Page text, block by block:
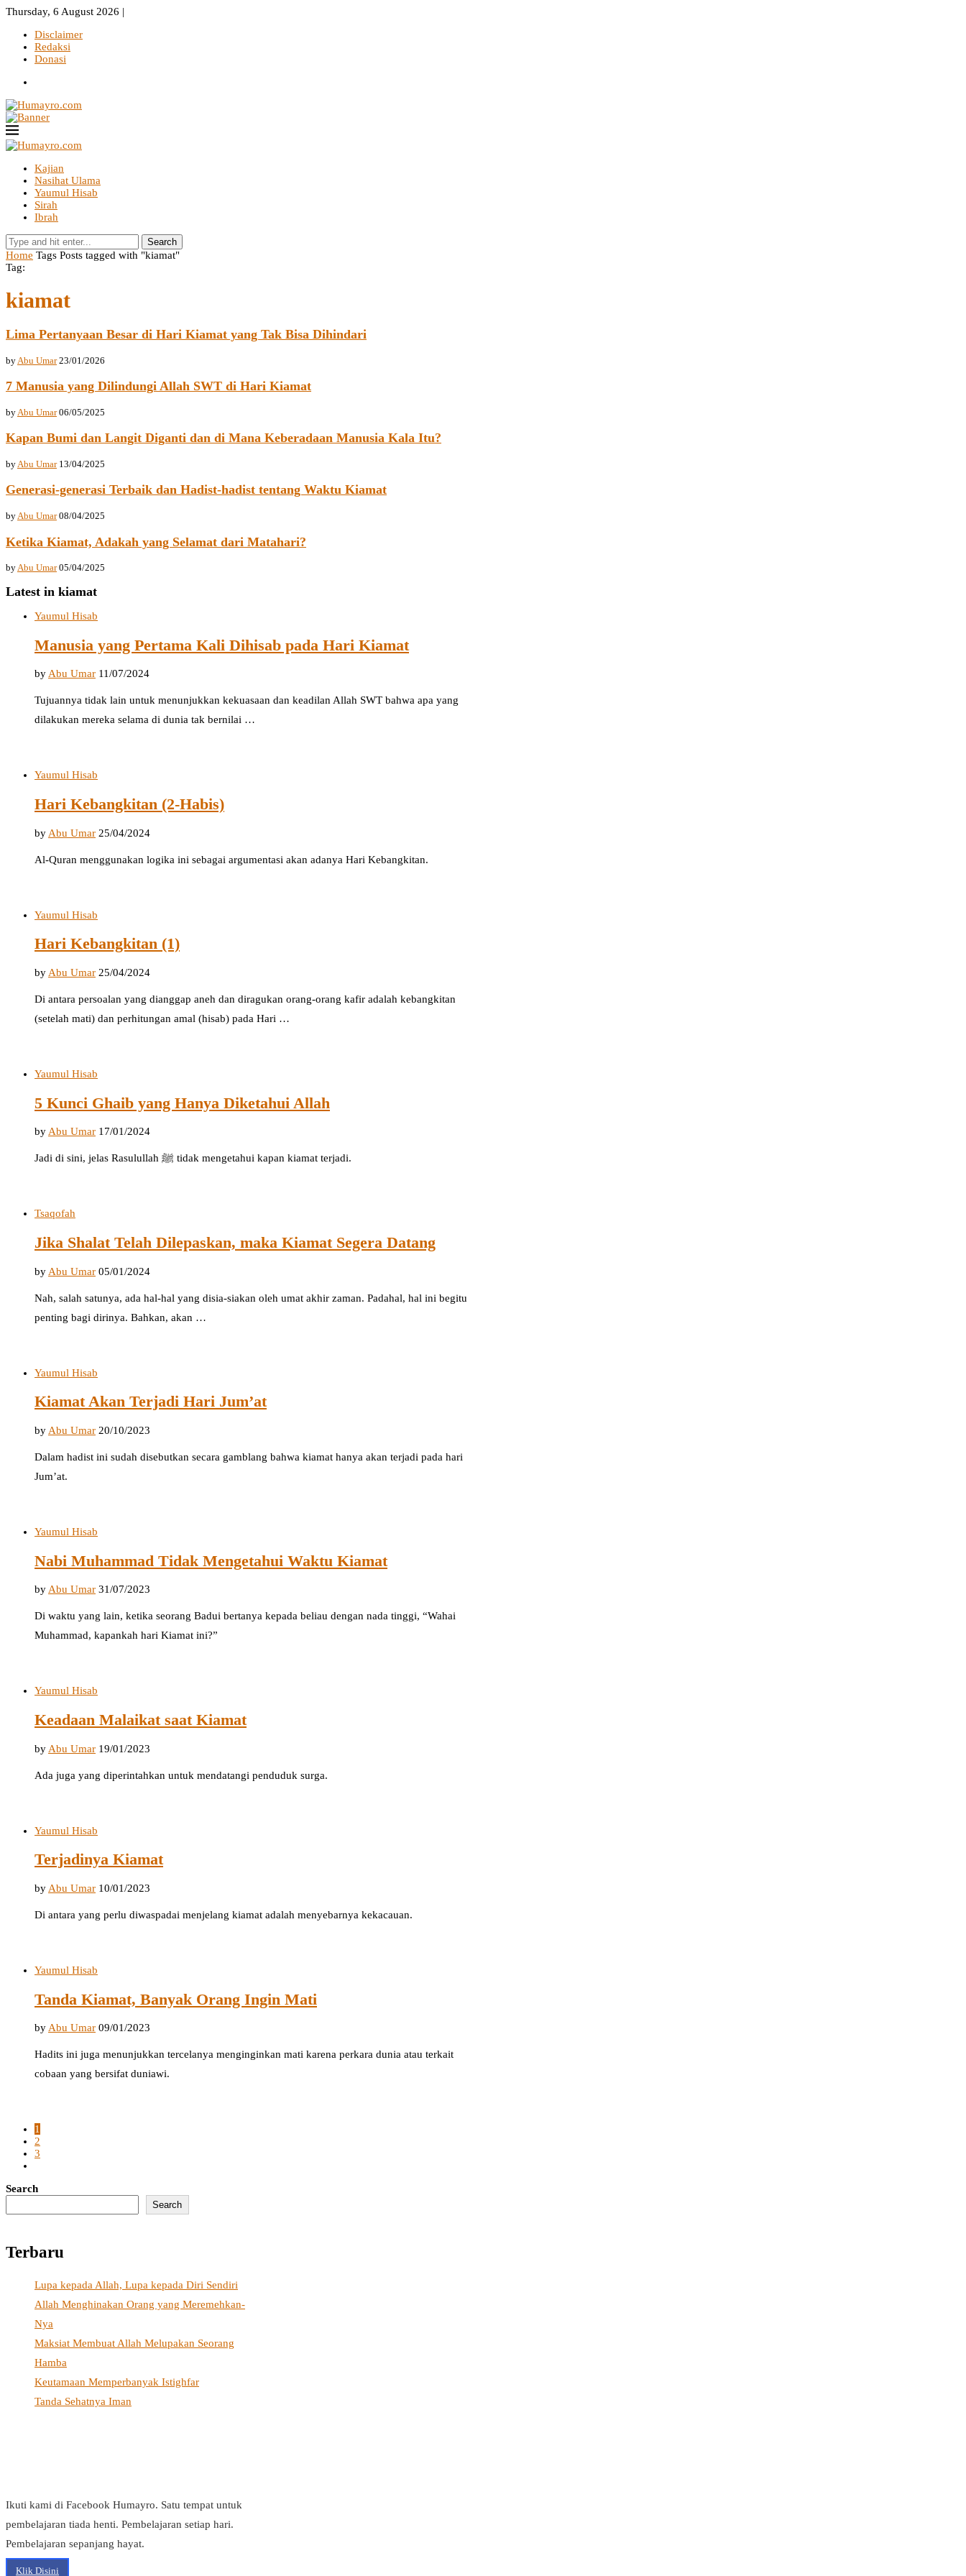
Thursday, 6 August 2026 |
Disclaimer
Redaksi
Donasi
Kajian
Nasihat Ulama
Yaumul Hisab
Sirah
Ibrah
Search
Home Tags Posts tagged with "kiamat"
Tag:
kiamat
Lima Pertanyaan Besar di Hari Kiamat yang Tak Bisa Dihindari
by Abu Umar 23/01/2026
7 Manusia yang Dilindungi Allah SWT di Hari Kiamat
by Abu Umar 06/05/2025
Kapan Bumi dan Langit Diganti dan di Mana Keberadaan Manusia Kala Itu?
by Abu Umar 13/04/2025
Generasi-generasi Terbaik dan Hadist-hadist tentang Waktu Kiamat
byAbu Umar 08/04/2025
Ketika Kiamat, Adakah yang Selamat dari Matahari?
byAbu Umar 05/04/2025
Latest in kiamat
Yaumul Hisab
Manusia yang Pertama Kali Dihisab pada Hari Kiamat
byAbu Umar 11/07/2024
Tujuannya tidak lain untuk menunjukkan kekuasaan dan keadilan Allah SWT bahwa apa yang
dilakukan mereka selama di dunia tak bernilai …
Yaumul Hisab
Hari Kebangkitan (2-Habis)
by Abu Umar 25/04/2024
Al-Quran menggunakan logika ini sebagai argumentasi akan adanya Hari Kebangkitan.
Yaumul Hisab
Hari Kebangkitan (1)
by Abu Umar 25/04/2024
Di antara persoalan yang dianggap aneh dan diragukan orang-orang kafir adalah kebangkitan
(setelah mati) dan perhitungan amal (hisab) pada Hari …
Yaumul Hisab
5 Kunci Ghaib yang Hanya Diketahui Allah
byAbu Umar 17/01/2024
Jadi di sini, jelas Rasulullah ﷺ tidak mengetahui kapan kiamat terjadi.
Tsaqofah
Jika Shalat Telah Dilepaskan, maka Kiamat Segera Datang
by Abu Umar 05/01/2024
Nah, salah satunya, ada hal-hal yang disia-siakan oleh umat akhir zaman. Padahal, hal ini begitu
penting bagi dirinya. Bahkan, akan …
Yaumul Hisab
Kiamat Akan Terjadi Hari Jum’at
by Abu Umar 20/10/2023
Dalam hadist ini sudah disebutkan secara gamblang bahwa kiamat hanya akan terjadi pada hari
Jum’at.
Yaumul Hisab
Nabi Muhammad Tidak Mengetahui Waktu Kiamat
byAbu Umar 31/07/2023
Di waktu yang lain, ketika seorang Badui bertanya kepada beliau dengan nada tinggi, “Wahai
Muhammad, kapankah hari Kiamat ini?”
Yaumul Hisab
Keadaan Malaikat saat Kiamat
by Abu Umar 19/01/2023
Ada juga yang diperintahkan untuk mendatangi penduduk surga.
Yaumul Hisab
Terjadinya Kiamat
by Abu Umar 10/01/2023
Di antara yang perlu diwaspadai menjelang kiamat adalah menyebarnya kekacauan.
Yaumul Hisab
Tanda Kiamat, Banyak Orang Ingin Mati
byAbu Umar 09/01/2023
Hadits ini juga menunjukkan tercelanya menginginkan mati karena perkara dunia atau terkait
cobaan yang bersifat duniawi.
1
2
3
Search
Search
Terbaru
Lupa kepada Allah, Lupa kepada Diri Sendiri
Allah Menghinakan Orang yang Meremehkan-
Nya
Maksiat Membuat Allah Melupakan Seorang
Hamba
Keutamaan Memperbanyak Istighfar
Tanda Sehatnya Iman
Ikuti kami di Facebook Humayro. Satu tempat untuk
pembelajaran tiada henti. Pembelajaran setiap hari.
Pembelajaran sepanjang hayat.
Klik Disini